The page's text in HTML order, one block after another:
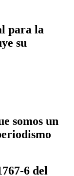
para la
su
somos un
6 del